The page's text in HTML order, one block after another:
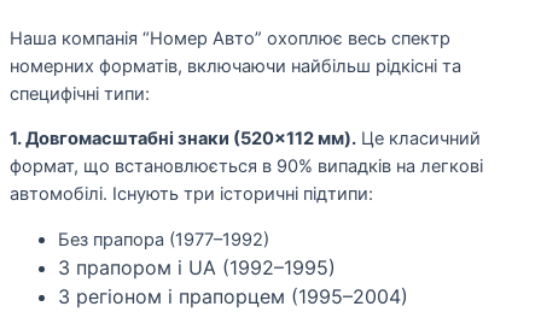
Наша компанія “Номер Авто” охоплює весь спектр
номерних форматів, включаючи найбільш рідкісні та
специфічні типи:
1. Довгомасштабні знаки (520×112 мм). Це класичний
формат, що встановлюється в 90% випадків на легкові
автомобілі. Існують три історичні підтипи:
Без прапора (1977–1992)
З прапором і UA (1992–1995)
З регіоном і прапорцем (1995–2004)